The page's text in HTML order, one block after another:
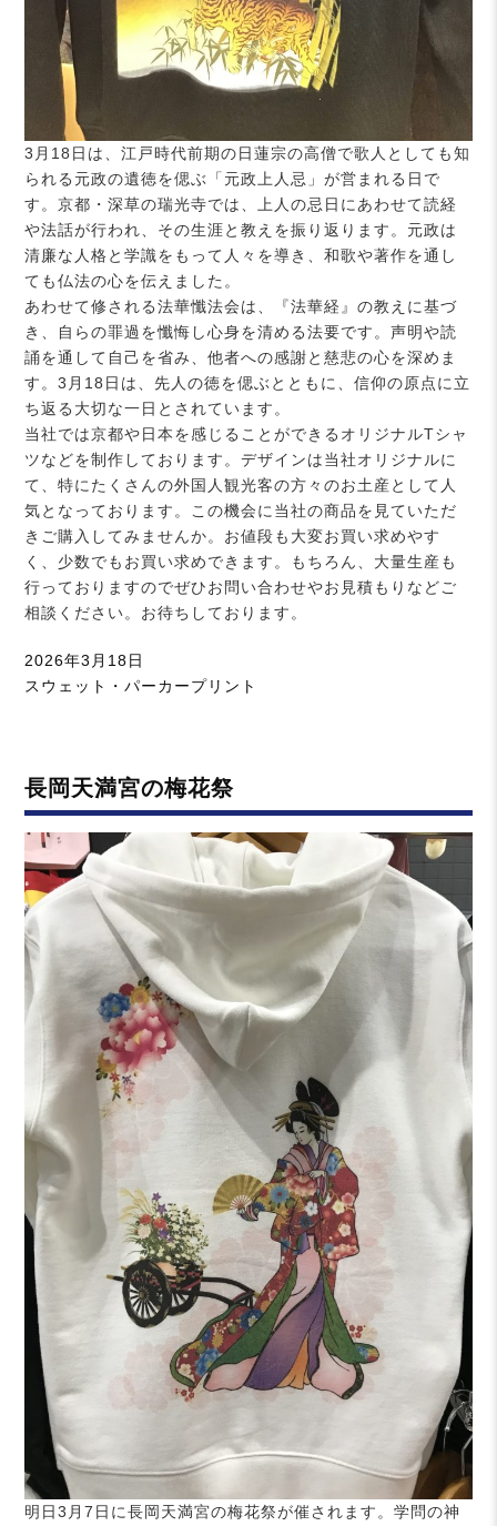
3月18日は、江戸時代前期の日蓮宗の高僧で歌人としても知
られる元政の遺徳を偲ぶ「元政上人忌」が営まれる日で
す。京都・深草の瑞光寺では、上人の忌日にあわせて読経
や法話が行われ、その生涯と教えを振り返ります。元政は
清廉な人格と学識をもって人々を導き、和歌や著作を通し
ても仏法の心を伝えました。
あわせて修される法華懺法会は、『法華経』の教えに基づ
き、自らの罪過を懺悔し心身を清める法要です。声明や読
誦を通して自己を省み、他者への感謝と慈悲の心を深めま
す。3月18日は、先人の徳を偲ぶとともに、信仰の原点に立
ち返る大切な一日とされています。
当社では京都や日本を感じることができるオリジナルTシャ
ツなどを制作しております。デザインは当社オリジナルに
て、特にたくさんの外国人観光客の方々のお土産として人
気となっております。この機会に当社の商品を見ていただ
きご購入してみませんか。お値段も大変お買い求めやす
く、少数でもお買い求めできます。もちろん、大量生産も
行っておりますのでぜひお問い合わせやお見積もりなどご
相談ください。お待ちしております。
投
稿
2026年3月18日
カ
ー
スウェット・パーカープリント
長岡天満宮の梅花祭
明日3月7日に長岡天満宮の梅花祭が催されます。学問の神